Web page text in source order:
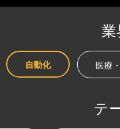
業
自動化 医療
テ